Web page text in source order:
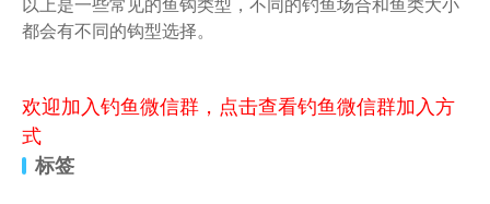
以上是一些常见的鱼钩类型，不同的钓鱼场合和鱼类大小
都会有不同的钩型选择。
欢迎加入钓鱼微信群，点击查看钓鱼微信群加入方
式
标签